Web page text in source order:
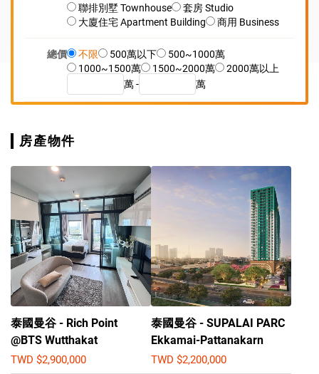
聯排別墅 Townhouse
套房 Studio
大廈住宅 Apartment Building
商用 Business
總價 不限 500萬以下
500~1000萬
1000~1500萬
1500~2000萬
2000萬以上
萬 -
萬
房產物件
泰國曼谷 - Rich Point
@BTS Wutthakat
TWD $2,900,000
泰國曼谷 - SUPALAI PARC
Ekkamai-Pattanakarn
TWD $2,200,000